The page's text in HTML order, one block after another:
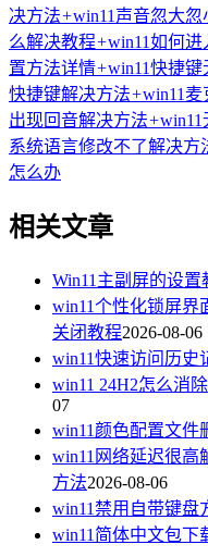
决方法+win11声音忽大
么解决教程+win11如何
置方法详情+win11快捷
快捷键解决方法+win11
出现回音解决方法+win11
系统语言修改不了解决方
怎么办
相关文章
Win11主副屏的设置
win11个性化锁屏界
关闭教程2026-08-06
win11快速访问历史
win11 24H2怎么消
07
win11颜色配置文件
win11网络延迟很高
方法2026-08-06
win11禁用自带键盘
win11简体中文包下